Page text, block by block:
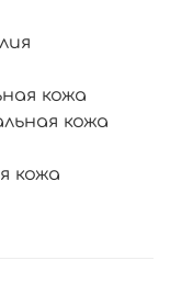
кожа
кожа
кожа